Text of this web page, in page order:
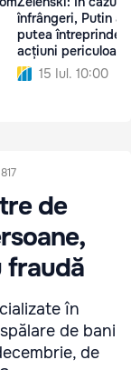
înfrângeri, Putin ar
putea întreprinde
acțiuni periculoase
15 Iul. 10:00
de
fraudă
în
de bani
de